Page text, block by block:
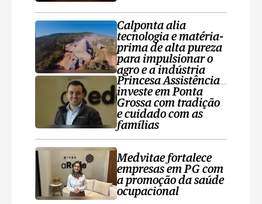
Calponta alia
tecnologia e matéria-
prima de alta pureza
para impulsionar o
agro e a indústria
Princesa Assistência
investe em Ponta
Grossa com tradição
e cuidado com as
famílias
Medvitae fortalece
empresas em PG com
a promoção da saúde
ocupacional